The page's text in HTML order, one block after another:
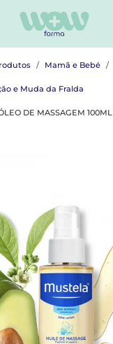
Mamã e Bebé
e Muda da Fralda
DE MASSAGEM 100ML